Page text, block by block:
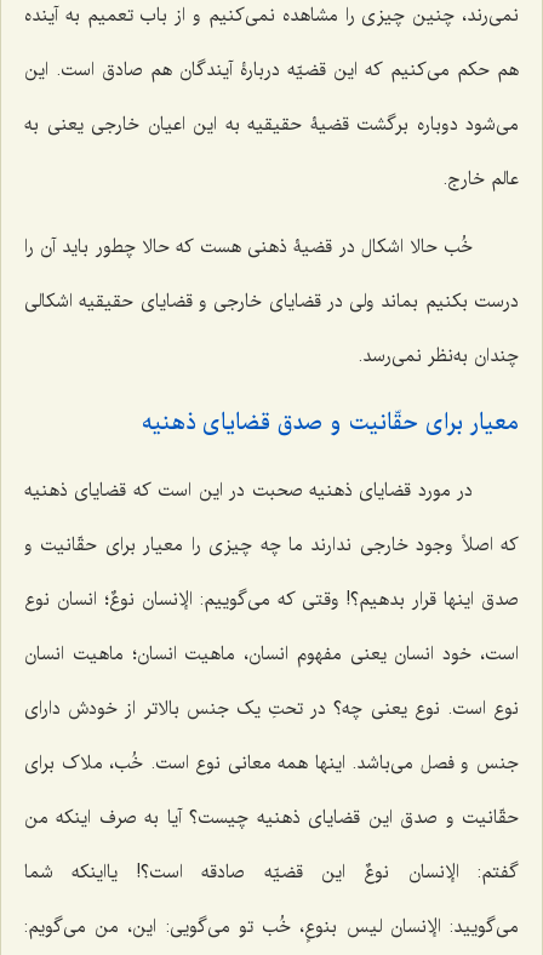
نمی‌رند، چنین چیزی را مشاهده نمی‌کنیم و از باب تعمیم به آینده
هم حکم می‌کنیم که این قضیّه دربارۀ آیندگان هم صادق است. این
می‌شود دوباره برگشت قضیۀ حقیقیه به این اعیان خارجی یعنی به
عالم خارج.
خُب حالا اشکال در قضیۀ ذهنی هست که حالا چطور باید آن را
درست بکنیم بماند ولی در قضایای خارجی و قضایای حقیقیه اشکالی
چندان به‌نظر نمی‌رسد.
معیار برای حقّانیت و صدق قضایای ذهنیه
در مورد قضایای ذهنیه صحبت در این است که قضایای ذهنیه
که اصلاً وجود خارجی ندارند ما چه چیزی را معیار برای حقّانیت و
صدق اینها قرار بدهیم؟! وقتی که می‌گوییم: الإنسان نوعٌ؛ انسان نوع
است، خود انسان یعنی مفهوم انسان، ماهیت انسان؛ ماهیت انسان
نوع است. نوع یعنی چه؟ در تحتِ یک جنس بالاتر از خودش دارای
جنس و فصل می‌باشد. اینها همه معانی نوع است. خُب، ملاک برای
حقّانیت و صدق این قضایای ذهنیه چیست؟ آیا به صرف اینکه من
گفتم: الإنسان نوعٌ این قضیّه صادقه است؟! یااینکه شما
می‌گویید: الإنسان لیس بنوعٍ، خُب تو می‌گویی: این، من می‌گویم: